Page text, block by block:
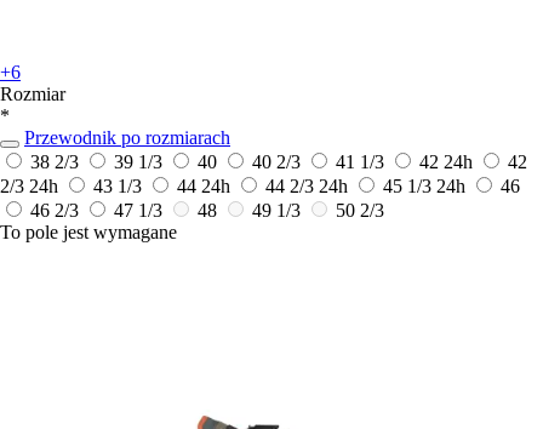
+6
Rozmiar
*
Przewodnik po rozmiarach
38 2/3
39 1/3 40 40 2/3 41 1/3 42 24h
42
2/3 24h 43 1/3 44 24h 44 2/3 24h 45 1/3 24h
46
46 2/3
47 1/3 48 49 1/3
50 2/3
To pole jest wymagane